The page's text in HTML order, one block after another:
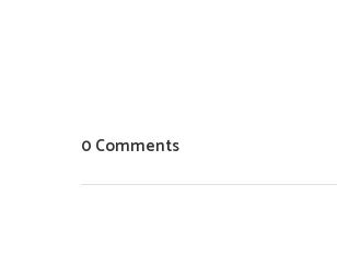
0 Comments